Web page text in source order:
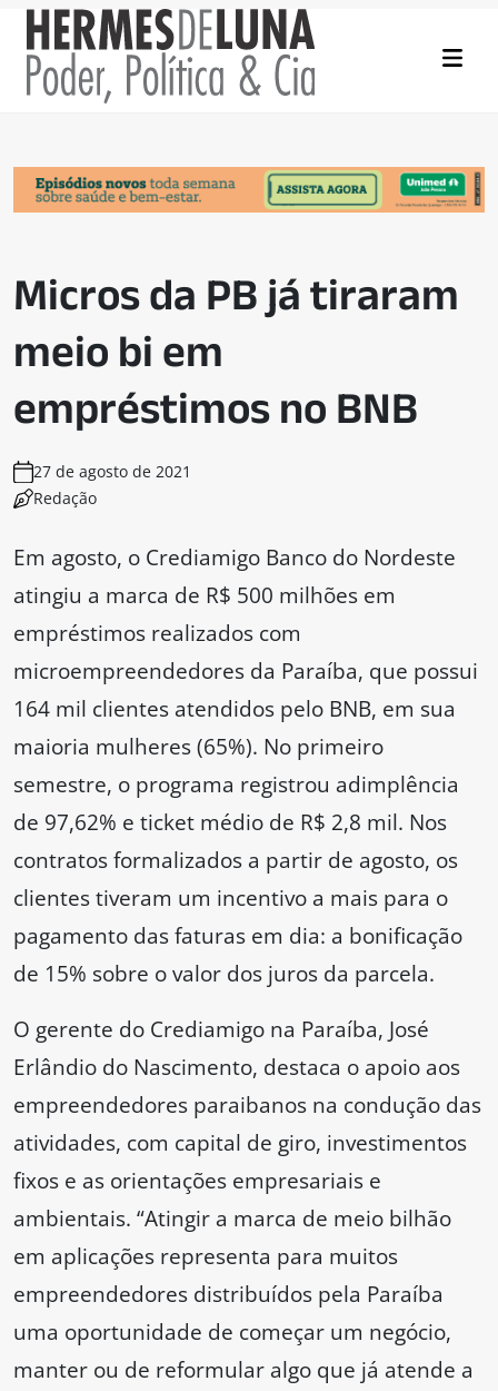
Micros da PB já tiraram
meio bi em
empréstimos no BNB
27 de agosto de 2021
Redação
Em agosto, o Crediamigo Banco do Nordeste
atingiu a marca de R$ 500 milhões em
empréstimos realizados com
microempreendedores da Paraíba, que possui
164 mil clientes atendidos pelo BNB, em sua
maioria mulheres (65%). No primeiro
semestre, o programa registrou adimplência
de 97,62% e ticket médio de R$ 2,8 mil. Nos
contratos formalizados a partir de agosto, os
clientes tiveram um incentivo a mais para o
pagamento das faturas em dia: a bonificação
de 15% sobre o valor dos juros da parcela.
O gerente do Crediamigo na Paraíba, José
Erlândio do Nascimento, destaca o apoio aos
empreendedores paraibanos na condução das
atividades, com capital de giro, investimentos
fixos e as orientações empresariais e
ambientais. “Atingir a marca de meio bilhão
em aplicações representa para muitos
empreendedores distribuídos pela Paraíba
uma oportunidade de começar um negócio,
manter ou de reformular algo que já atende a